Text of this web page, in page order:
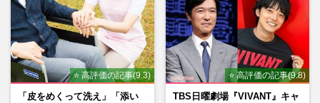
⭐ 高評価の記事(9.3)
「皮をめくって洗え」「添い
⭐ 高評価の記事(9.8)
TBS日曜劇場『VIVANT』キャ